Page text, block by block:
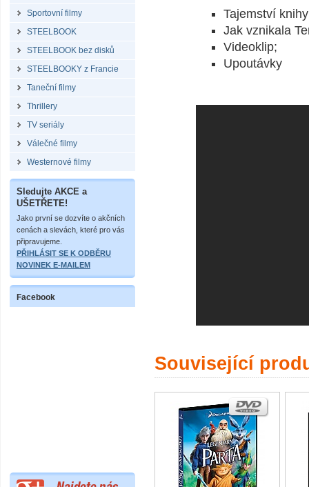
Sportovní filmy
STEELBOOK
STEELBOOK bez disků
STEELBOOKY z Francie
Taneční filmy
Thrillery
TV seriály
Válečné filmy
Westernové filmy
Sledujte AKCE a
UŠETŘETE!
Jako první se dozvíte o akčních
cenách a slevách, které pro vás
připravujeme.
PŘIHLÁSIT SE K ODBĚRU
NOVINEK E-MAILEM
Facebook
Tajemství
Jak vznikala
Videoklip;
Upoutávky
Související